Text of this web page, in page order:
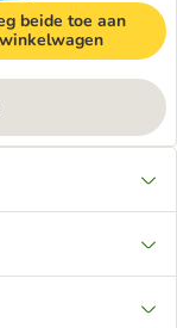
beide toe aan
winkelwagen